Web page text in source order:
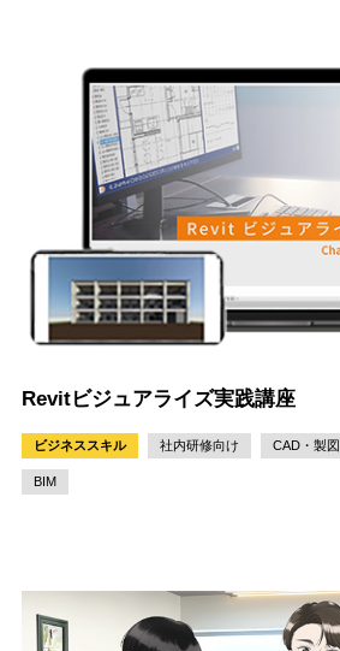
Revitビジュアライズ実践講座
ビジネススキル 社内研修向け CAD・製図
BIM